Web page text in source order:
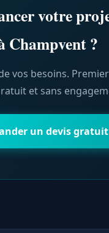
votre
Champvent ?
vos besoins.
et sans
un devis